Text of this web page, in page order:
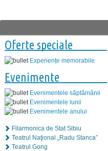
Oferte speciale
Experiențe memorabile
Evenimente
Evenimentele săptămânii
Evenimentele lunii
Evenimentele anului
Filarmonica de Stat Sibiu
Teatrul Naţional „Radu Stanca”
Teatrul Gong